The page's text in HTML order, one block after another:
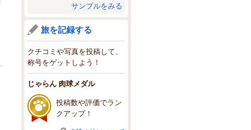
サンプルをみる
旅を記録する
クチコミや写真を投稿して、
称号をゲットしよう！
じゃらん 肉球メダル
投稿数や評価でラン
クアップ！